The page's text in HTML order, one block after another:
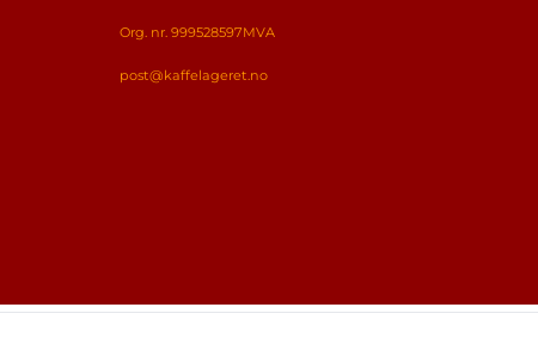
Org. nr. 999528597MVA
post@kaffelageret.no